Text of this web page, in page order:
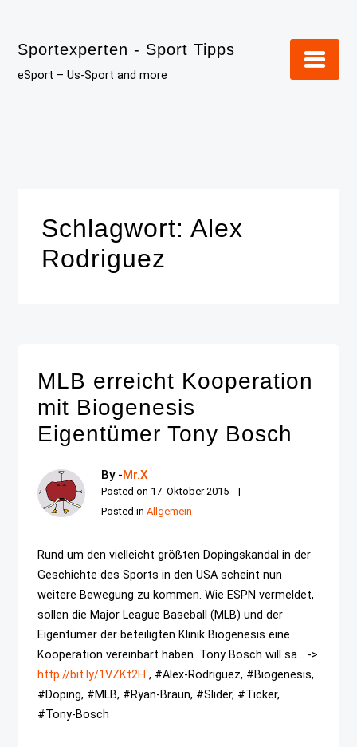
content
Sportexperten - Sport Tipps
eSport – Us-Sport and more
Schlagwort:Alex
Rodriguez
MLB erreicht Kooperation
mit Biogenesis
Eigentümer Tony Bosch
By -Mr.X
Posted on 17. Oktober 2015
Posted inAllgemein
Rund um den vielleicht größten Dopingskandal in der
Geschichte des Sports in den USA scheint nun
weitere Bewegung zu kommen. Wie ESPN vermeldet,
sollen die Major League Baseball (MLB) und der
Eigentümer der beteiligten Klinik Biogenesis eine
Kooperation vereinbart haben. Tony Bosch will sä... ->
http://bit.ly/1VZKt2H , #Alex-Rodriguez, #Biogenesis,
#Doping, #MLB, #Ryan-Braun, #Slider, #Ticker,
#Tony-Bosch